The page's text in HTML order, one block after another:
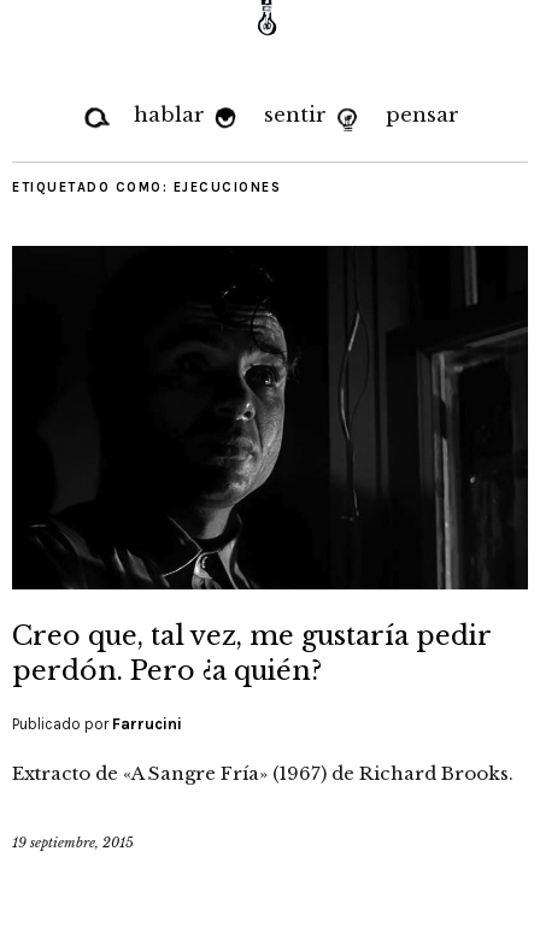
hablar sentir pensar
ETIQUETADO COMO: EJECUCIONES
Creo que, tal vez, me gustaría pedir
perdón. Pero ¿a quién?
Publicado por Farrucini
Extracto de «A Sangre Fría» (1967) de Richard Brooks.
19 septiembre, 2015